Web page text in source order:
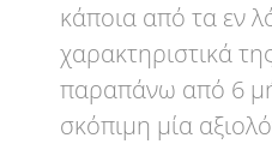
κάποια από τα εν
χαρακτηριστικά
παραπάνω από 6
σκόπιμη μία